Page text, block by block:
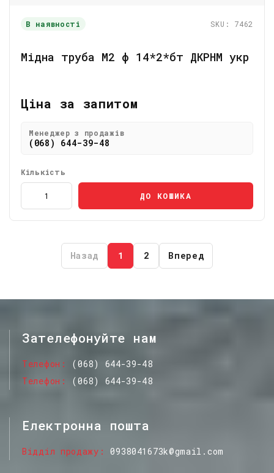
В наявності SKU: 7462
Мідна труба М2 ф 14*2*бт ДКРНМ укр
Ціна за запитом
Менеджер з продажів
(068) 644-39-48
Кількість
ДО КОШИКА
Назад 1 2 Вперед
Зателефонуйте нам
Телефон
(068) 644-39-48
Телефон
(068) 644-39-48
Електронна пошта
Відділ продажу 0938041673k@gmail.com